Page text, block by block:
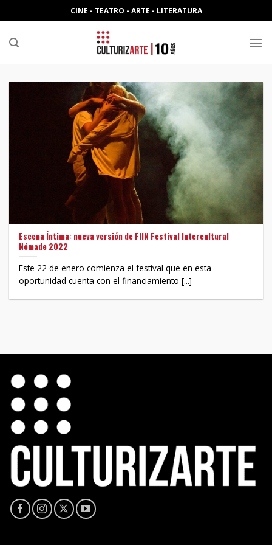
to
content
CINE - TEATRO - ARTE - LITERATURA
Escena Íntima: nueva versión de FIIN Festival Intercultural
Nómade 2022
Este 22 de enero comienza el festival que en esta
oportunidad cuenta con el financiamiento [...]